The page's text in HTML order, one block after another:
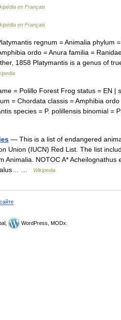
en Français
en Français
regnum =Animalia phylum =
ordo =Anura familia =
, 1858 Platymantis is a genus of
= Polillo Forest Frog status = EN |
= Chordata classis =Amphibia ordo
species = P. polillensis binomial =
— This is a list of endangered
Union (IUCN) Red List The list
Animalia NOTOCA*Acheilognathus
Wikipedia
WordPress, MODx.